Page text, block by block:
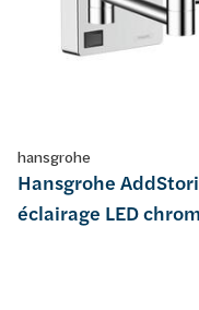
hansgrohe
Hansgrohe
éclairage LED